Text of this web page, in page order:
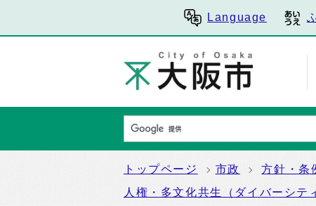
Language
トップページ 市政 方針・条
人権・多文化共生（ダイバーシテ